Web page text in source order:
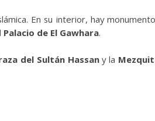
En su interior, hay
Palacio de El Gawhara.
del Sultán Hassany la